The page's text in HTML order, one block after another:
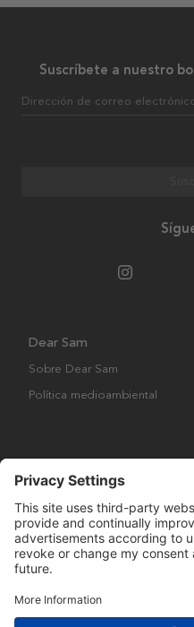
Suscríbete a nuestro
Dirección de correo
Dear Sam
Sobre Dear Sam
Política medioambiental
Derechos de autor © Many